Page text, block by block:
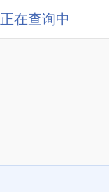
正在查询中